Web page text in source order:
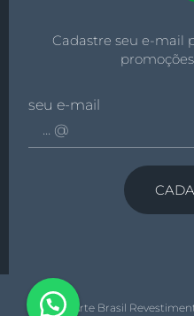
Cadastre seu e-mail
seu e-mail
© 2026 Arte Brasil